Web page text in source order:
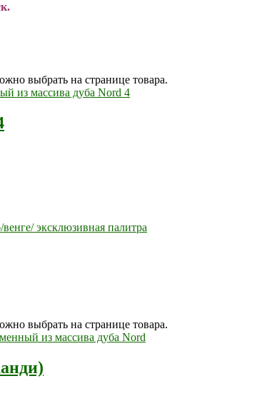
выбрать на странице товара.
эксклюзивная палитра
выбрать на странице товара.